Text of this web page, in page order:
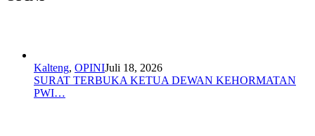
Kalteng, OPINIJuli 18, 2026
SURAT TERBUKA KETUA DEWAN KEHORMATAN
PWI…